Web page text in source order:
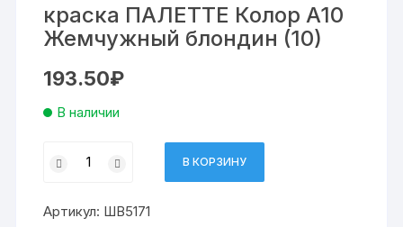
краска ПАЛЕТТЕ Колор A10
Жемчужный блондин (10)
193.50₽
В наличии
товара
ПАЛЕТТЕ
В КОРЗИНУ
Артикул: ШВ5171